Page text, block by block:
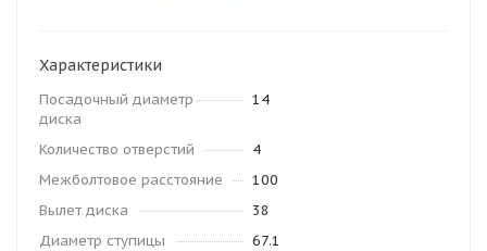
Характеристики
Посадочный диаметр
диска
14
Количество отверстий
4
Межболтовое расстояние
100
Вылет диска
38
Диаметр ступицы
67.1